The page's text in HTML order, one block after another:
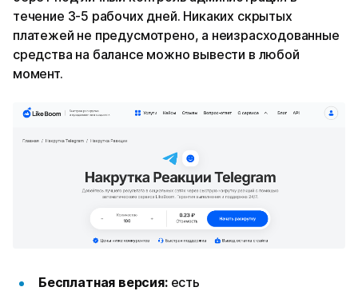
течение 3-5 рабочих дней. Никаких скрытых
платежей не предусмотрено, а неизрасходованные
средства на балансе можно вывести в любой
момент.
Бесплатная версия: есть